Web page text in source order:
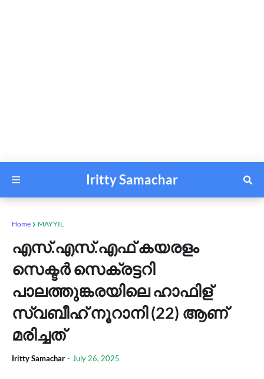
Iritty Samachar
Home MAYYIL
എസ്.എസ്.എഫ് കയരളം
സെക്ടർ സെക്രട്ടറി
പാലത്തുങ്കരയിലെ ഹാഫിള്
സ്വബീഹ് നൂറാനി (22) ആണ്
മരിച്ചത്
Iritty Samachar - July 26, 2025